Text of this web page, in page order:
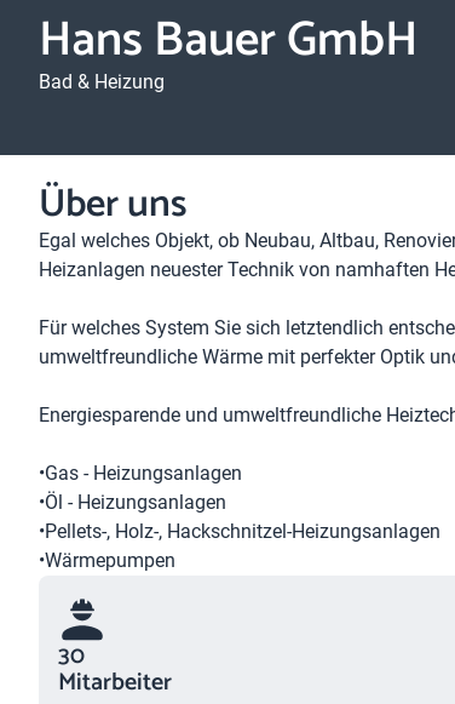
Hans Bauer GmbH
Bad & Heizung
Über uns
Egal welches Objekt, ob Neubau, Altbau,
Heizanlagen neuester Technik von namhaften
Für welches System Sie sich letztendlich
umweltfreundliche Wärme mit perfekter Optik
Energiesparende und umweltfreundliche
•Gas - Heizungsanlagen
•Öl - Heizungsanlagen
•Pellets-, Holz-, Hackschnitzel-Heizungsanlagen
•Wärmepumpen
30
Mitarbeiter